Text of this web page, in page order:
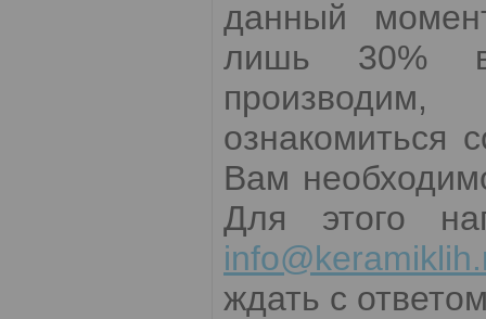
данный
лишь 30%
ознакомиться
Вам
Для этого
ждать с